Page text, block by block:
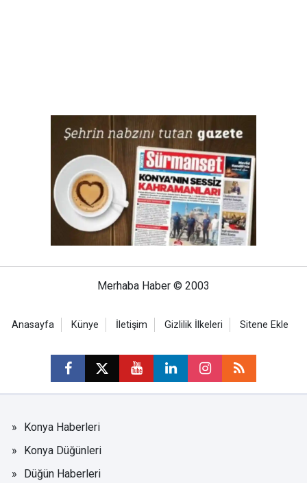
Merhaba Haber © 2003
Anasayfa Künye İletişim Gizlilik İlkeleri Sitene Ekle
Konya Haberleri
Konya Düğünleri
Düğün Haberleri